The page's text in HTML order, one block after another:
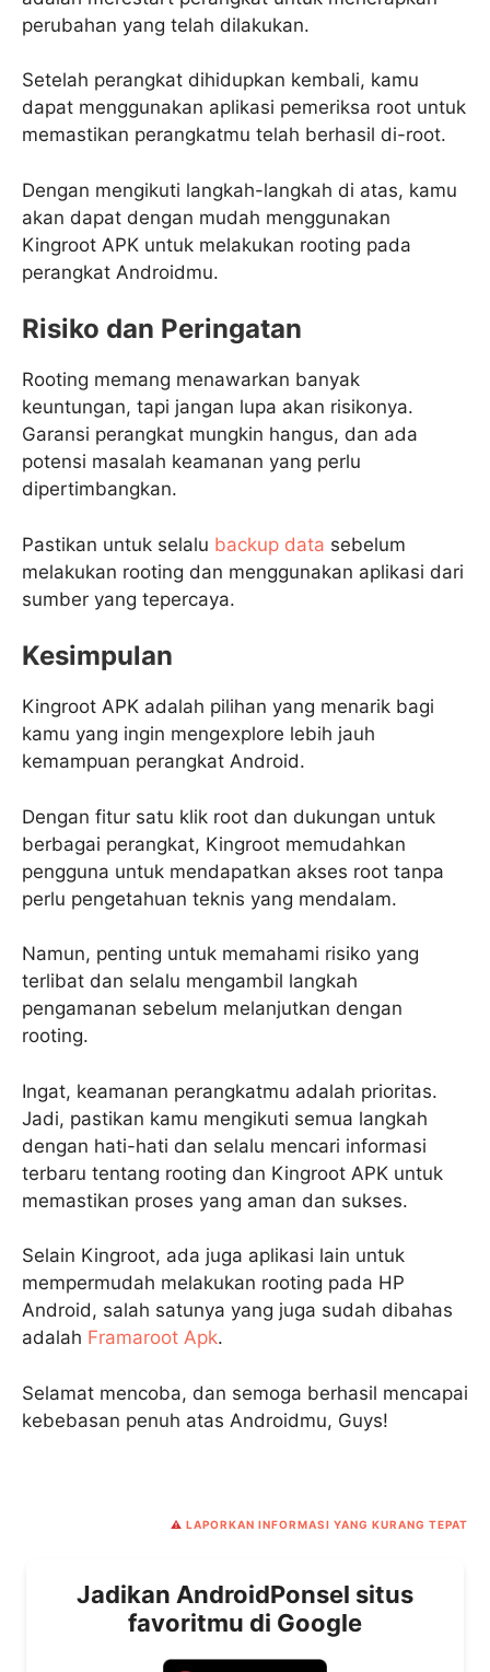
perubahan yang telah dilakukan.
Setelah perangkat dihidupkan kembali, kamu
dapat menggunakan aplikasi pemeriksa root untuk
memastikan perangkatmu telah berhasil di-root.
Dengan mengikuti langkah-langkah di atas, kamu
akan dapat dengan mudah menggunakan
Kingroot APK untuk melakukan rooting pada
perangkat Androidmu.
Risiko dan Peringatan
Rooting memang menawarkan banyak
keuntungan, tapi jangan lupa akan risikonya.
Garansi perangkat mungkin hangus, dan ada
potensi masalah keamanan yang perlu
dipertimbangkan.
Pastikan untuk selalu backup data sebelum
melakukan rooting dan menggunakan aplikasi dari
sumber yang tepercaya.
Kesimpulan
Kingroot APK adalah pilihan yang menarik bagi
kamu yang ingin mengexplore lebih jauh
kemampuan perangkat Android.
Dengan fitur satu klik root dan dukungan untuk
berbagai perangkat, Kingroot memudahkan
pengguna untuk mendapatkan akses root tanpa
perlu pengetahuan teknis yang mendalam.
Namun, penting untuk memahami risiko yang
terlibat dan selalu mengambil langkah
pengamanan sebelum melanjutkan dengan
rooting.
Ingat, keamanan perangkatmu adalah prioritas.
Jadi, pastikan kamu mengikuti semua langkah
dengan hati-hati dan selalu mencari informasi
terbaru tentang rooting dan Kingroot APK untuk
memastikan proses yang aman dan sukses.
Selain Kingroot, ada juga aplikasi lain untuk
mempermudah melakukan rooting pada HP
Android, salah satunya yang juga sudah dibahas
adalah Framaroot Apk.
Selamat mencoba, dan semoga berhasil mencapai
kebebasan penuh atas Androidmu, Guys!
⚠️ LAPORKAN INFORMASI YANG KURANG TEPAT
Jadikan AndroidPonsel situs
favoritmu di Google